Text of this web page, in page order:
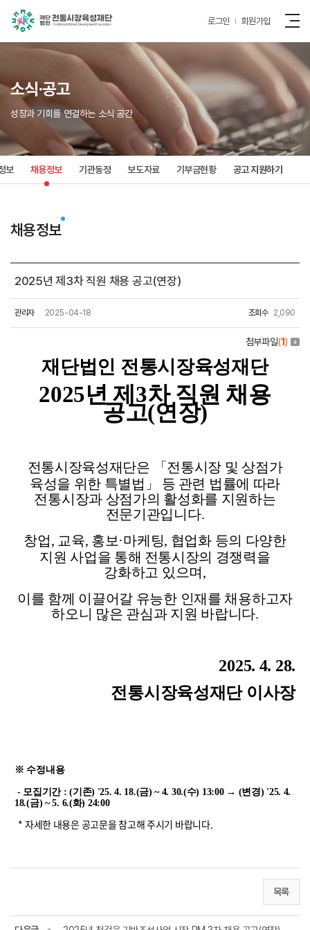
로그인 회원가입
소식·공고
성장과 기회를 연결하는 소식 공간
보 채용정보 기관동정 보도자료 기부금현황 공고 지원하기
채용정보
2025년 제3차 직원 채용 공고(연장)
관리자 2025-04-18 조회수 2,090
첨부파일(1)
재단법인 전통시장육성재단
2025년 제3차 직원 채용
공고(연장)
전통시장육성재단은 「전통시장 및 상점가
육성을 위한 특별법」 등 관련 법률에 따라
전통시장과 상점가의 활성화를 지원하는
전문기관입니다.
창업, 교육, 홍보·마케팅, 협업화 등의 다양한
지원 사업을 통해 전통시장의 경쟁력을
강화하고 있으며 ,
이를 함께 이끌어갈 유능한 인재를 채용하고자
하오니 많은 관심과 지원 바랍니다.
2025. 4. 28.
전통시장육성재단 이사장
※ 수정내용
- 모집기간 : (기존) '25. 4. 18.(금) ~ 4. 30.(수) 13:00 → (변경) '25. 4.
18.(금) ~ 5. 6.(화) 24:00
* 자세한 내용은 공고문을 참고해 주시기 바랍니다.
목록